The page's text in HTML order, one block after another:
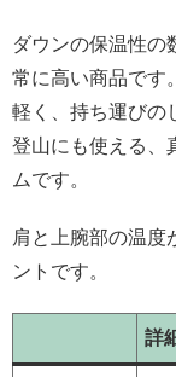
ダウンの保温性の
常に高い商品です
軽く、持ち運びの
登山にも使える、
ムです。
肩と上腕部の温度
ントです。
詳